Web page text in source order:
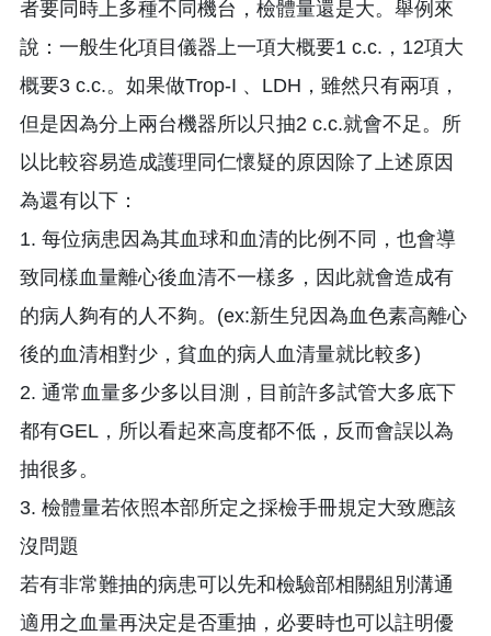
者要同時上多種不同機台，檢體量還是大。舉例來
說：一般生化項目儀器上一項大概要1 c.c.，12項大
概要3 c.c.。如果做Trop-I 、LDH，雖然只有兩項，
但是因為分上兩台機器所以只抽2 c.c.就會不足。所
以比較容易造成護理同仁懷疑的原因除了上述原因
為還有以下：
1. 每位病患因為其血球和血清的比例不同，也會導
致同樣血量離心後血清不一樣多，因此就會造成有
的病人夠有的人不夠。(ex:新生兒因為血色素高離心
後的血清相對少，貧血的病人血清量就比較多)
2. 通常血量多少多以目測，目前許多試管大多底下
都有GEL，所以看起來高度都不低，反而會誤以為
抽很多。
3. 檢體量若依照本部所定之採檢手冊規定大致應該
沒問題
若有非常難抽的病患可以先和檢驗部相關組別溝通
適用之血量再決定是否重抽，必要時也可以註明優